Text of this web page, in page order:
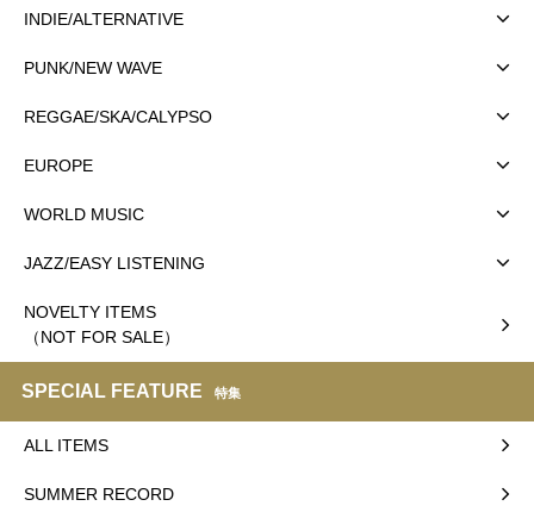
INDIE/ALTERNATIVE
PUNK/NEW WAVE
REGGAE/SKA/CALYPSO
EUROPE
WORLD MUSIC
JAZZ/EASY LISTENING
NOVELTY ITEMS
（NOT FOR SALE）
SPECIAL FEATURE 特集
ALL ITEMS
SUMMER RECORD